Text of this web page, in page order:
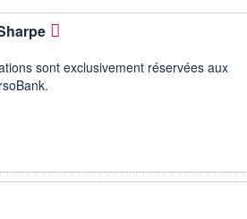
sont exclusivement réservées aux